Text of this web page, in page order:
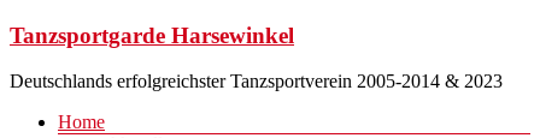
Zum
springen
Tanzsportgarde Harsewinkel
Deutschlands erfolgreichster Tanzsportverein 2005-2014 & 2023
Menü
Home